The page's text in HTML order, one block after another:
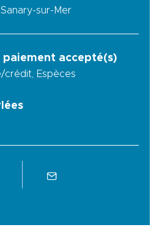
Sanary-sur-Mer
paiement accepté(s)
crédit, Espèces